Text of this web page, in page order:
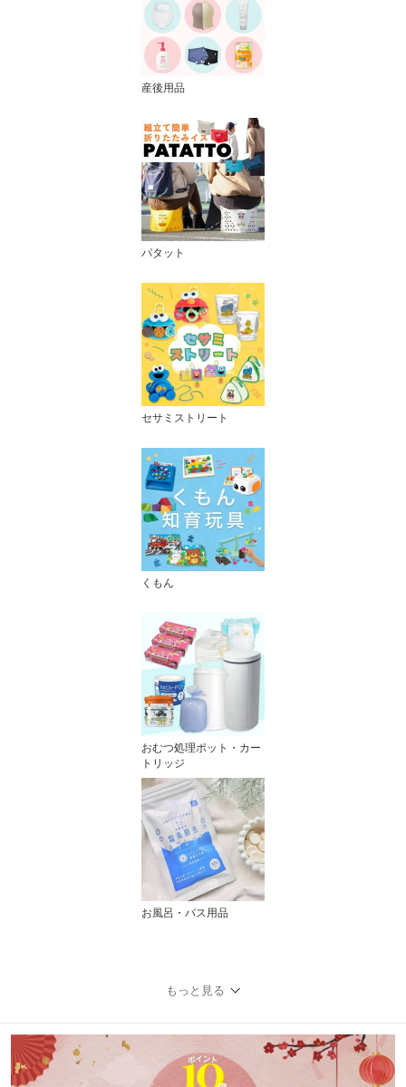
産後用品
パタット
セサミストリート
くもん
おむつ処理ポット・カー
トリッジ
お風呂・バス用品
もっと見る